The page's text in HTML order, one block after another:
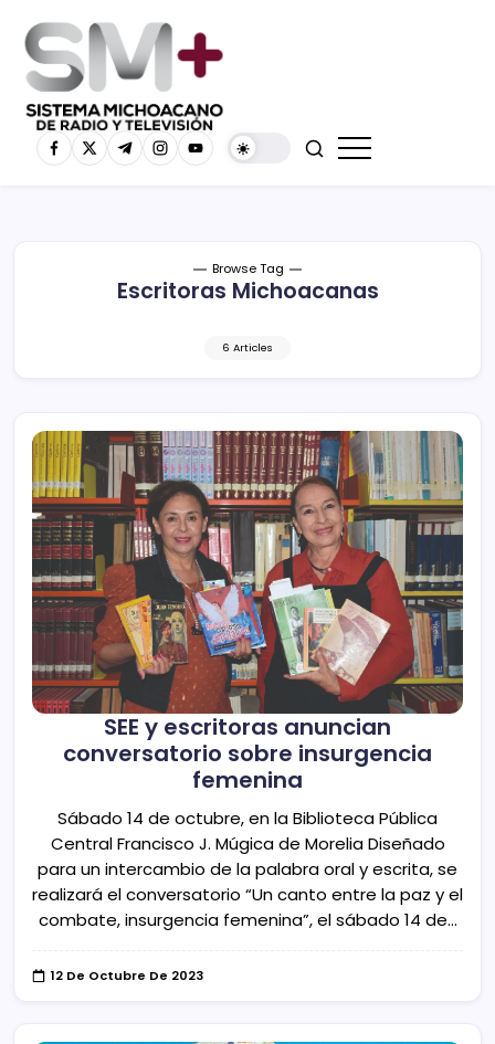
Browse Tag
Escritoras Michoacanas
6 Articles
SEE y escritoras anuncian
conversatorio sobre insurgencia
femenina
Sábado 14 de octubre, en la Biblioteca Pública
Central Francisco J. Múgica de Morelia Diseñado
para un intercambio de la palabra oral y escrita, se
realizará el conversatorio “Un canto entre la paz y el
combate, insurgencia femenina”, el sábado 14 de…
12 De Octubre De 2023